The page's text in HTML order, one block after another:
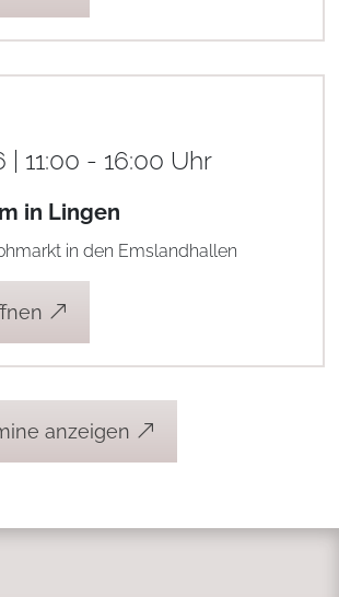
| 11:00 - 16:00 Uhr
in Lingen
in den Emslandhallen
anzeigen